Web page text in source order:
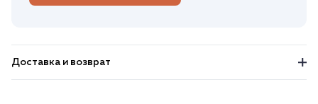
Доставка и возврат